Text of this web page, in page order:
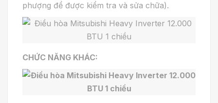
phượng để được kiểm tra và sửa chữa).
CHỨC NĂNG KHÁC: